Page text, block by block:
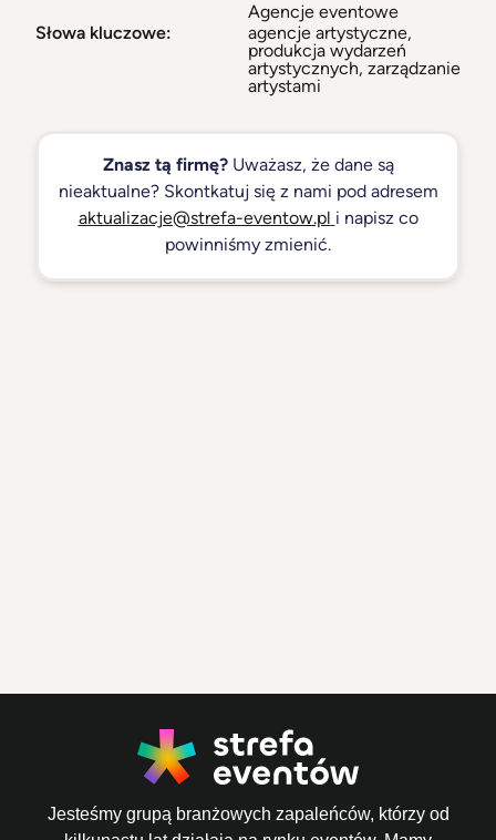
Agencje eventowe
Słowa kluczowe:
agencje artystyczne,
produkcja wydarzeń
artystycznych, zarządzanie
artystami
Znasz tą firmę?Uważasz, że dane są
nieaktualne? Skontkatuj się z nami pod adresem
aktualizacje@strefa-eventow.pl i napisz co
powinniśmy zmienić.
Jesteśmy grupą branżowych zapaleńców, którzy od